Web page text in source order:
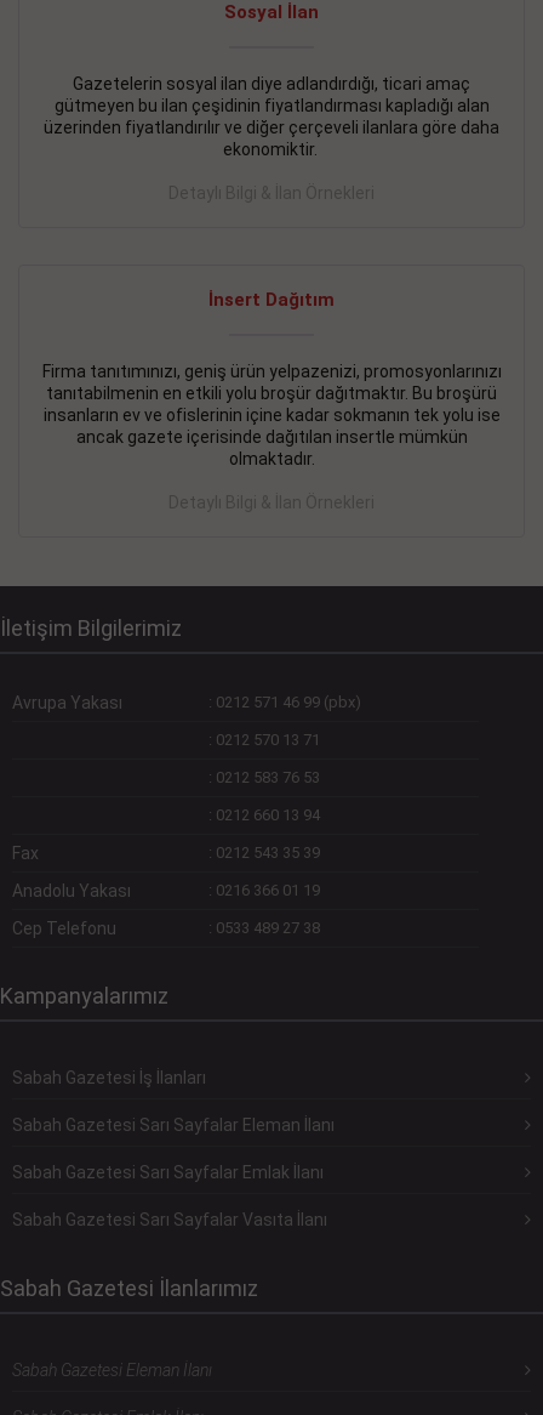
Sosyal İlan
Gazetelerin sosyal ilan diye adlandırdığı, ticari amaç
gütmeyen bu ilan çeşidinin fiyatlandırması kapladığı alan
üzerinden fiyatlandırılır ve diğer çerçeveli ilanlara göre daha
ekonomiktir.
Detaylı Bilgi & İlan Örnekleri
İnsert Dağıtım
Firma tanıtımınızı, geniş ürün yelpazenizi, promosyonlarınızı
tanıtabilmenin en etkili yolu broşür dağıtmaktır. Bu broşürü
insanların ev ve ofislerinin içine kadar sokmanın tek yolu ise
ancak gazete içerisinde dağıtılan insertle mümkün
olmaktadır.
Detaylı Bilgi & İlan Örnekleri
İletişim Bilgilerimiz
Avrupa Yakası : 0212 571 46 99 (pbx)
: 0212 570 13 71
: 0212 583 76 53
: 0212 660 13 94
Fax : 0212 543 35 39
Anadolu Yakası : 0216 366 01 19
Cep Telefonu : 0533 489 27 38
Kampanyalarımız
Sabah Gazetesi İş İlanları
Sabah Gazetesi Sarı Sayfalar Eleman İlanı
Sabah Gazetesi Sarı Sayfalar Emlak İlanı
Sabah Gazetesi Sarı Sayfalar Vasıta İlanı
Sabah Gazetesi İlanlarımız
Sabah Gazetesi Eleman İlanı
İŞYERİ KİRALIK İlanı - 11.09.2018
BEYLİKDÜZÜ Kavaklıda 4 katlı bina
DEVREMÜLK KİRALIK İlanı- 11.09.2018
SİNYE Tekstile Şoförlüğü olan 35 yaşını aşmamış, Depo
elemanı alınacaktır. Osmanbey, Şişli
Devamını Gör